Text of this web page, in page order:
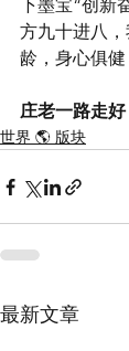
下墨宝“创新
方九十进八
龄，身心俱
庄老一路走好
世界 🌎 版块
最新文章